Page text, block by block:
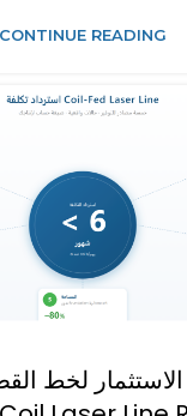
CONTINUE READING
لخط